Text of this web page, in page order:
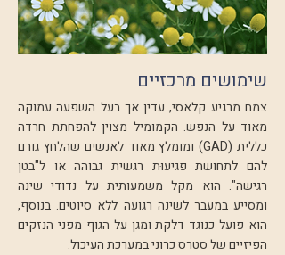
שימושים מרכזיים
צמח מרגיע קלאסי, עדין אך בעל השפעה עמוקה
מאוד על הנפש. הקמומיל מצוין להפחתת חרדה
כללית (GAD) ומומלץ מאוד לאנשים שהלחץ גורם
להם לתחושת פגיעוּת רגשית גבוהה או ל"בטן
רגישה". הוא מקל משמעותית על נדודי שינה
ומסייע במעבר לשינה רגועה ללא סיוטים. בנוסף,
הוא פועל כנוגד דלקת ומגן על הגוף מפני הנזקים
הפיזיים של סטרס כרוני במערכת העיכול.